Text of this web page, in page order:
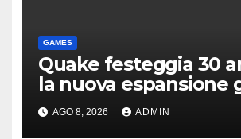
GAMES
Quake festeggia 30
la nuova espansione
Dawn of The Machine
AGO 8, 2026 ADMIN